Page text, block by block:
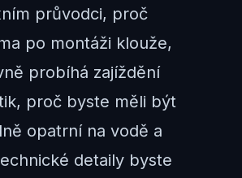
průvodci, proč
po montáži klouže,
probíhá zajíždění
proč byste měli být
opatrní na vodě a
detaily byste